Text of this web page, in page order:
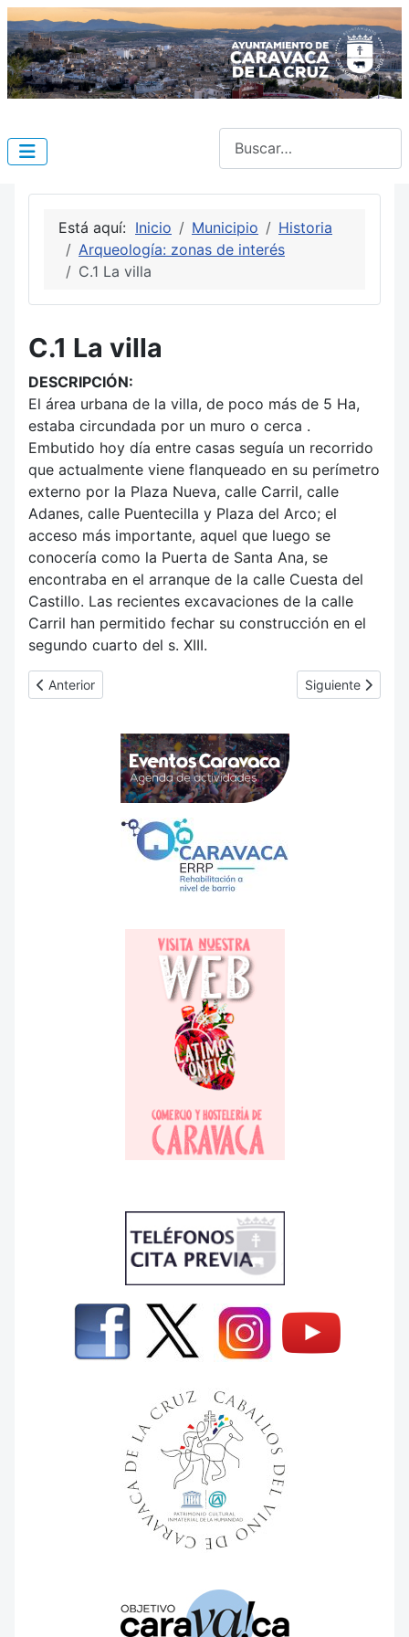
Está aquí: Inicio Municipio
Historia
Arqueología: zonas de interés
C.1 La villa
C.1 La villa
DESCRIPCIÓN:
El área urbana de la villa, de poco más de 5 Ha,
estaba circundada por un muro o cerca .
Embutido hoy día entre casas seguía un recorrido
que actualmente viene flanqueado en su perímetro
externo por la Plaza Nueva, calle Carril, calle
Adanes, calle Puentecilla y Plaza del Arco; el
acceso más importante, aquel que luego se
conocería como la Puerta de Santa Ana, se
encontraba en el arranque de la calle Cuesta del
Castillo. Las recientes excavaciones de la calle
Carril han permitido fechar su construcción en el
segundo cuarto del s. XIII.
Artículo anterior: C.2 Fortaleza
Anterior Artículo
Siguiente